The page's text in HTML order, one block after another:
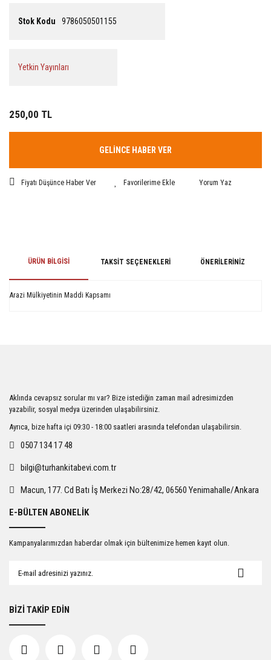
Stok Kodu 9786050501155
Yetkin Yayınları
250,00 TL
GELİNCE HABER VER
Fiyatı Düşünce Haber Ver Yorum Yaz
ÜRÜN BILGISI TAKSIT SEÇENEKLERI ÖNERILERINIZ
Arazi Mülkiyetinin Maddi Kapsamı
Ürün açıklamasında eksik bilgiler bulunuyor.
Ürün bilgilerinde hatalar bulunuyor.
Ürün fiyatı diğer sitelerden daha pahalı.
Gönder
Aklında cevapsız sorular mı var? Bize istediğin zaman mail adresimizden
yazabilir, sosyal medya üzerinden ulaşabilirsiniz.
Ayrıca, bize hafta içi 09:30 - 18:00 saatleri arasında telefondan ulaşabilirsin.
0507 134 17 48
bilgi@turhankitabevi.com.tr
Macun, 177. Cd Batı İş Merkezi No:28/42, 06560 Yenimahalle/Ankara
E-BÜLTEN ABONELİK
Kampanyalarımızdan haberdar olmak için bültenimize hemen kayıt olun.
BİZİ TAKİP EDİN